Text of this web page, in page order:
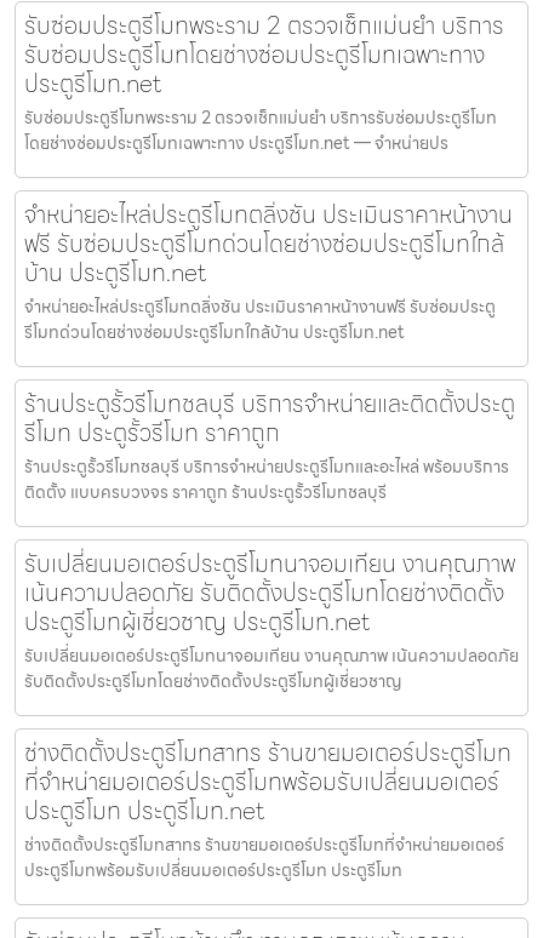
รับซ่อมประตูรีโมทพระราม 2 ตรวจเช็กแม่นยำ บริการ
รับซ่อมประตูรีโมทโดยช่างซ่อมประตูรีโมทเฉพาะทาง
ประตูรีโมท.net
รับซ่อมประตูรีโมทพระราม 2 ตรวจเช็กแม่นยำ บริการรับซ่อมประตูรีโมท
โดยช่างซ่อมประตูรีโมทเฉพาะทาง ประตูรีโมท.net — จำหน่ายปร
จำหน่ายอะไหล่ประตูรีโมทตลิ่งชัน ประเมินราคาหน้างาน
ฟรี รับซ่อมประตูรีโมทด่วนโดยช่างซ่อมประตูรีโมทใกล้
บ้าน ประตูรีโมท.net
จำหน่ายอะไหล่ประตูรีโมทตลิ่งชัน ประเมินราคาหน้างานฟรี รับซ่อมประตู
รีโมทด่วนโดยช่างซ่อมประตูรีโมทใกล้บ้าน ประตูรีโมท.net
ร้านประตูรั้วรีโมทชลบุรี บริการจำหน่ายและติดตั้งประตู
รีโมท ประตูรั้วรีโมท ราคาถูก
ร้านประตูรั้วรีโมทชลบุรี บริการจำหน่ายประตูรีโมทและอะไหล่ พร้อมบริการ
ติดตั้ง แบบครบวงจร ราคาถูก ร้านประตูรั้วรีโมทชลบุรี
รับเปลี่ยนมอเตอร์ประตูรีโมทนาจอมเทียน งานคุณภาพ
เน้นความปลอดภัย รับติดตั้งประตูรีโมทโดยช่างติดตั้ง
ประตูรีโมทผู้เชี่ยวชาญ ประตูรีโมท.net
รับเปลี่ยนมอเตอร์ประตูรีโมทนาจอมเทียน งานคุณภาพ เน้นความปลอดภัย
รับติดตั้งประตูรีโมทโดยช่างติดตั้งประตูรีโมทผู้เชี่ยวชาญ
ช่างติดตั้งประตูรีโมทสาทร ร้านขายมอเตอร์ประตูรีโมท
ที่จำหน่ายมอเตอร์ประตูรีโมทพร้อมรับเปลี่ยนมอเตอร์
ประตูรีโมท ประตูรีโมท.net
ช่างติดตั้งประตูรีโมทสาทร ร้านขายมอเตอร์ประตูรีโมทที่จำหน่ายมอเตอร์
ประตูรีโมทพร้อมรับเปลี่ยนมอเตอร์ประตูรีโมท ประตูรีโมท